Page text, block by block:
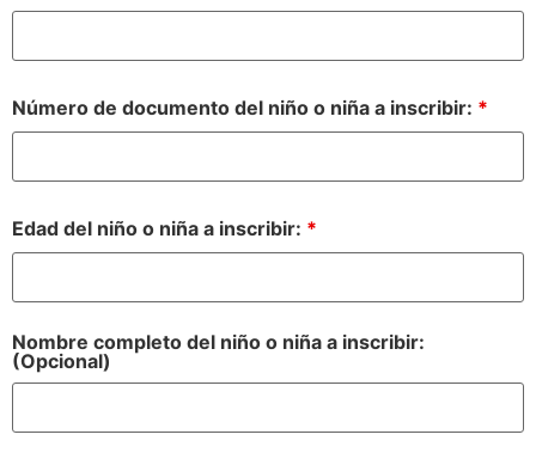
Número de documento del niño o niña a inscribir: *
Edad del niño o niña a inscribir: *
Nombre completo del niño o niña a inscribir:
(Opcional)